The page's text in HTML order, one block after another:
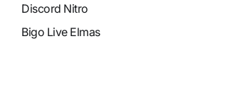
Discord Nitro
Bigo Live Elmas